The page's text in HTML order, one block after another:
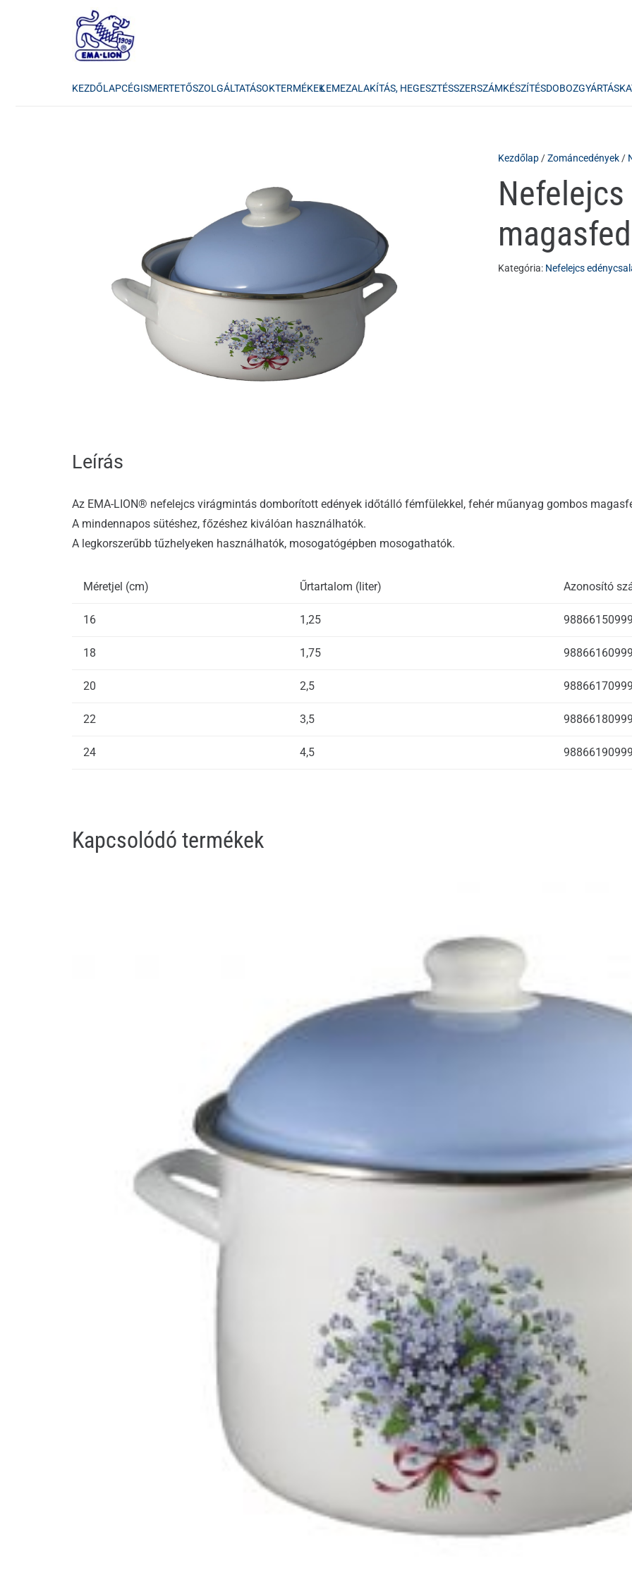
KEZDŐLAPCÉGISMERTETŐSZOLGÁLTATÁSOKTERMÉKEKLEMEZALAKÍTÁS, HEGESZTÉSSZERSZÁMKÉSZÍTÉSDOBOZGYÁRTÁS
Kezdőlap/Zománcedények/
Kategória: Nefelejcs
Leírás
Az EMA-LION® nefelejcs virágmintás domborított edények időtálló fémfülekkel, fehér műanyag gombos
A mindennapos sütéshez, főzéshez kiválóan használhatók.
A legkorszerűbb tűzhelyeken használhatók, mosogatógépben mosogathatók.
Méretjel (cm) Űrtartalom (liter) Azonosító
16 1,25 98866150999
18 1,75 98866160999
20 2,5 98866170999
22 3,5 98866180999
24 4,5 98866190999
Kapcsolódó termékek